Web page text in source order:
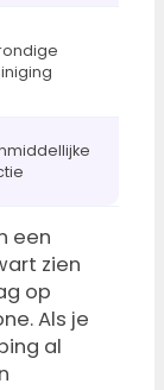
een
zien
op
Als je
al